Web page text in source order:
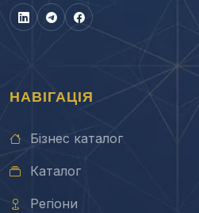
НАВІГАЦІЯ
Бізнес каталог
Каталог
Регіони